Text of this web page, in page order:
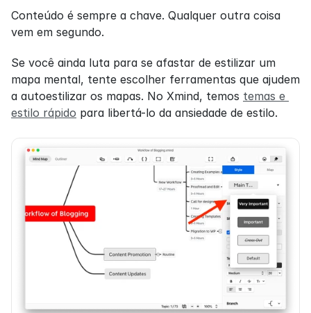
Conteúdo é sempre a chave. Qualquer outra coisa
vem em segundo.
Se você ainda luta para se afastar de estilizar um
mapa mental, tente escolher ferramentas que ajudem
a autoestilizar os mapas. No Xmind, temos temas e
estilo rápido para libertá-lo da ansiedade de estilo.